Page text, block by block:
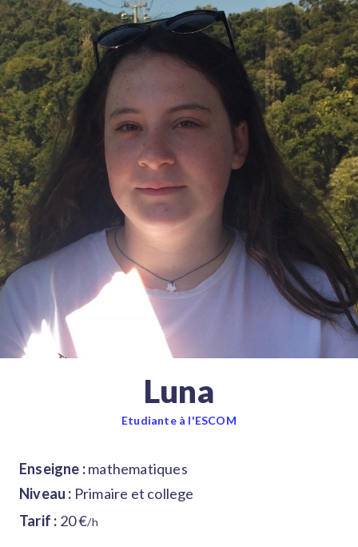
Luna
Etudiante à l'ESCOM
Enseigne :mathematiques
Niveau : Primaire et college
Tarif : 20 €/h